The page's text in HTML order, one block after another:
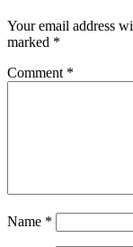
Your email address
marked *
Comment *
Name *